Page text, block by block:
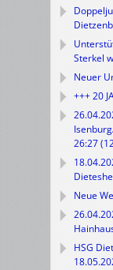
Sterkel
Neuer
+++ 20
26:27
Neue
HSG